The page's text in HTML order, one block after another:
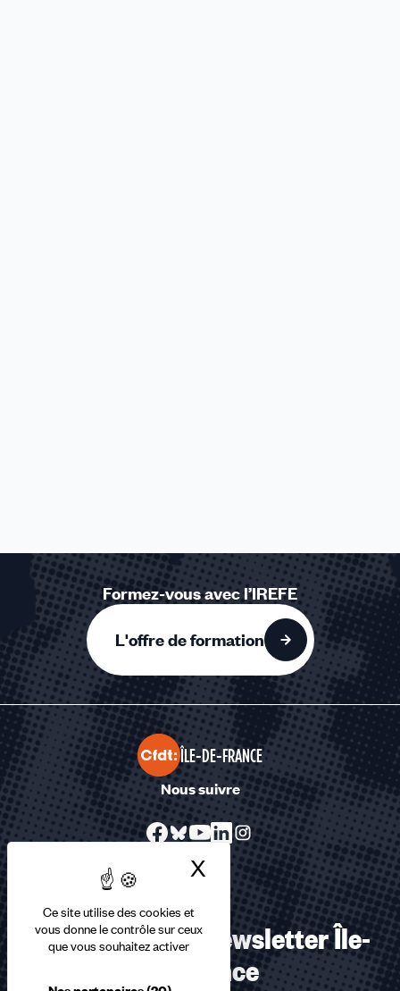
Ce site utilise des cookies et
vous donne le contrôle sur ceux
que vous souhaitez activer
X Masquer le
Formez-vous avec l’IREFE
L'offre de formation
ÎLE-DE-FRANCE
Nous suivre
S’abonner à la Newsletter Île-
de-France